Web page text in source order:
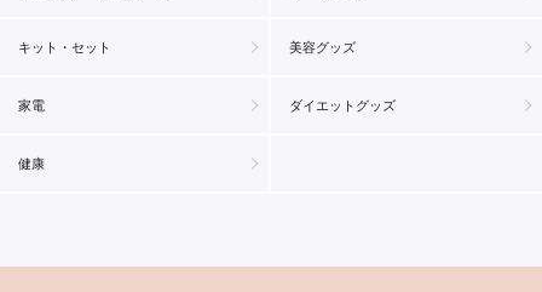
キット・セット 美容グッズ
家電 ダイエットグッズ
健康